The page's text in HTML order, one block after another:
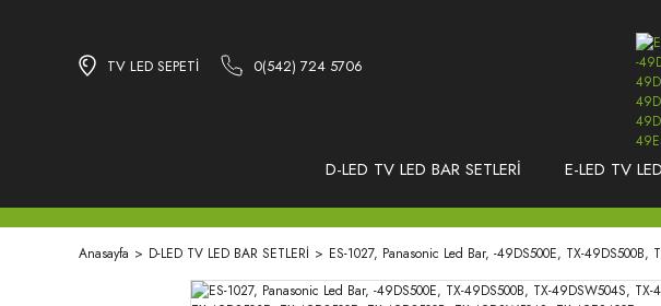
TV LED SEPETİ 0(542) 724 5706
D-LED TV LED BAR SETLERİ E-LED TV
Anasayfa D-LED TV LED BAR SETLERİ ES-1027, Panasonic Led Bar, -49DS500E, TX-